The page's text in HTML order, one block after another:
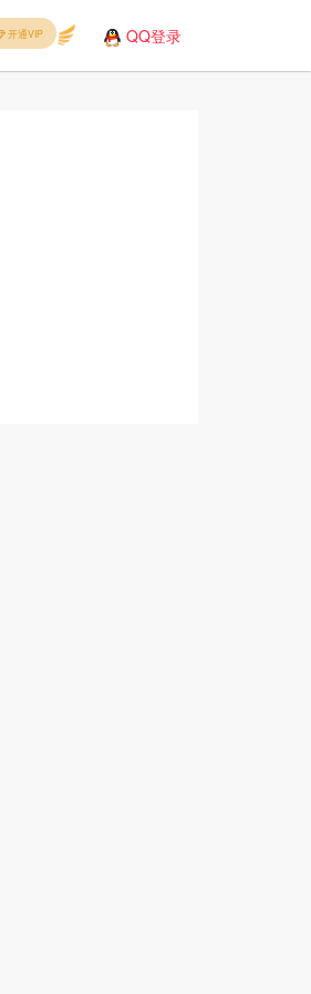
QQ登录
开通VIP